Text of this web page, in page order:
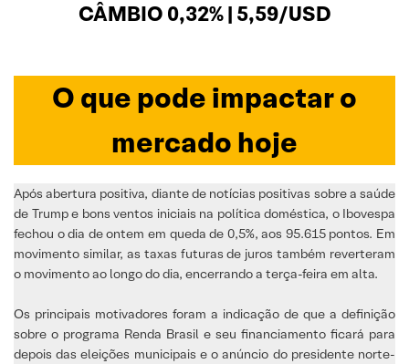
CÂMBIO 0,32% | 5,59/USD
O que pode impactar o
mercado hoje
Após abertura positiva, diante de notícias positivas sobre a saúde
de Trump e bons ventos iniciais na política doméstica, o Ibovespa
fechou o dia de ontem em queda de 0,5%, aos 95.615 pontos. Em
movimento similar, as taxas futuras de juros também reverteram
o movimento ao longo do dia, encerrando a terça-feira em alta.
Os principais motivadores foram a indicação de que a definição
sobre o programa Renda Brasil e seu financiamento ficará para
depois das eleições municipais e o anúncio do presidente norte-